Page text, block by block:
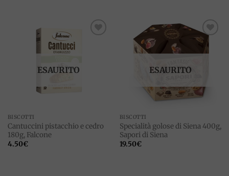
ESAURITO
BISCOTTI
Cantuccini pistacchio e cedro
180g, Falcone
4.50€
Add to
wishlist
ESAURITO
BISCOTTI
Specialità golose di Siena 400g,
Sapori di Siena
19.50€